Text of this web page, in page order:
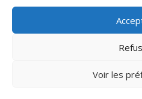
Voir les
Mentions légales &
des